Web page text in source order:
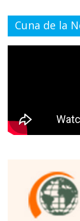
Cuna de la